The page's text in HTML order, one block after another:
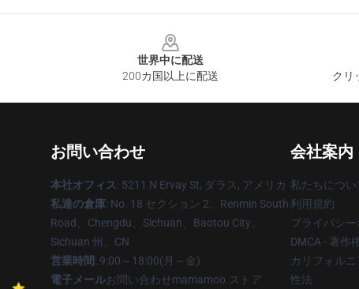
世界中に配送
200カ国以上に配送
クリ
お問い合わせ
本社オフィス: 5211 N Ervay St, ダラス, アメリカ
私達の倉庫: No. 18 セクション 2、Renmin South
Road、Chengdu、Sichuan、Baotou City、
Sichuan 州、CN
営業時間: 9:00～18:00(月～金)
電子メールお問い合わせmamamoo.ストア
会社案内
私たちについ
利用規約
プライバシ
DMCA - 著作
カリフォル
性法